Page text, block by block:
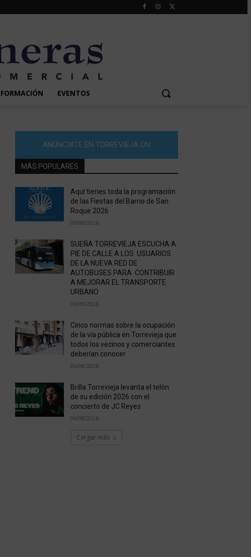
FORMACIÓN EVENTOS
ANÚNCIATE EN TORREVIEJA ON
MÁS POPULARES
Aquí tienes toda la programación
de las Fiestas del Barrio de San
Roque 2026
06/08/2026
SUEÑA TORREVIEJA ESCUCHA A
PIE DE CALLE A LOS USUARIOS
DE LA NUEVA RED DE
AUTOBUSES PARA CONTRIBUIR
A MEJORAR EL TRANSPORTE
URBANO
06/08/2026
Cinco normas sobre la ocupación
de la vía pública en Torrevieja que
todos los vecinos y comerciantes
deberían conocer
06/08/2026
Brilla Torrevieja levanta el telón
de su edición 2026 con el
concierto de JC Reyes
06/08/2026
Cargar más